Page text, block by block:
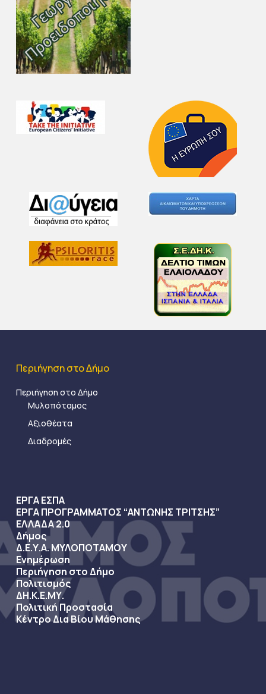
Περιήγηση στο Δήμο
Περιήγηση στο Δήμο
Μυλοπόταμος
Αξιοθέατα
Διαδρομές
ΕΡΓΑ ΕΣΠΑ
ΕΡΓΑ ΠΡΟΓΡΑΜΜΑΤΟΣ “ΑΝΤΩΝΗΣ ΤΡΙΤΣΗΣ”
ΕΛΛΑΔΑ 2.0
Δήμος
Δ.Ε.Υ.Α. ΜΥΛΟΠΟΤΑΜΟΥ
Ενημέρωση
Περιήγηση στο Δήμο
Πολιτισμός
ΔΗ.Κ.Ε.ΜΥ.
Πολιτική Προστασία
Κέντρο Δια Βίου Μάθησης